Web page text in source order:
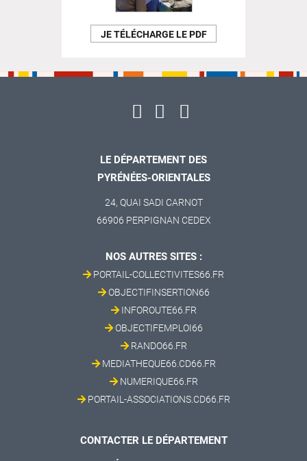
JE TÉLÉCHARGE LE PDF
LE DÉPARTEMENT DES
PYRÉNÉES-ORIENTALES
24, QUAI SADI CARNOT
66906 PERPIGNAN CEDEX
NOS AUTRES SITES :
PORTAIL-COLLECTIVITES66.FR
OBJECTIFINSERTION66
INFOROUTE66.FR
OBJECTIFEMPLOI66
RANDO66.FR
MEDIATHEQUE66.CD66.FR
NUMERIQUE66.FR
PORTAIL-ASSOCIATIONS.CD66.FR
CONTACTER LE DÉPARTEMENT